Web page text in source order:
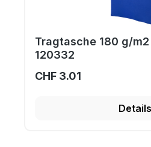
Tragtasche 180 g/
120332
CHF 3.01
Details